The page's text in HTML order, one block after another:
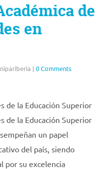
de
en
| 0 Comments
de la Educación Superior
de la Educación Superior
un papel
del país, siendo
por su excelencia